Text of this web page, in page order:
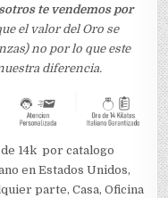
te vendemos por
el valor del Oro se
no por lo que este
diferencia.
14k por catalogo
en Estados Unidos,
parte, Casa, Oficina